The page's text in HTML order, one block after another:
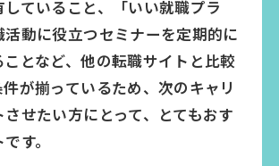
ていること、「いい就職プラ
動に役立つセミナーを定期的に
となど、他の転職サイトと比較
件が揃っているため、次のキャリ
せたい方にとって、とてもおす
す。